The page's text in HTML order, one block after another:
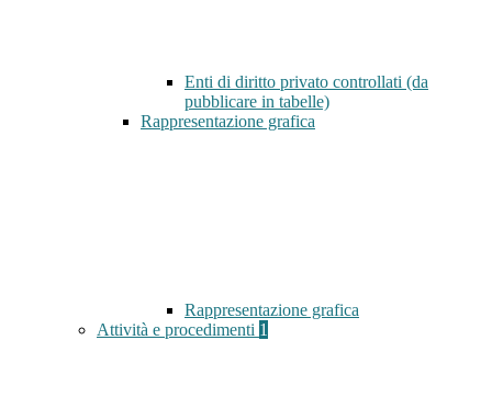
Enti di diritto privato controllati (da
pubblicare in tabelle)
Rappresentazione grafica
Rappresentazione grafica
Attività e procedimenti 1